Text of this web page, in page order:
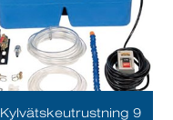
Kylvätskeutrustning 9